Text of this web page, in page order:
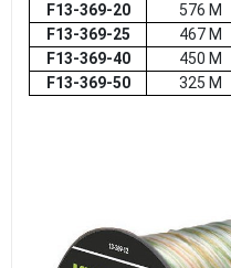
F13-369-20
576 M
F13-369-25
467 M
F13-369-40
450 M
F13-369-50
325 M